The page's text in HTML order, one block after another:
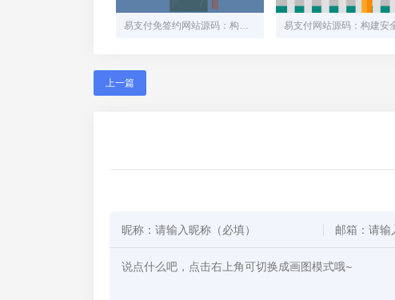
易支付免签约网站源码：构建安全高效的在线支付平台
上一篇